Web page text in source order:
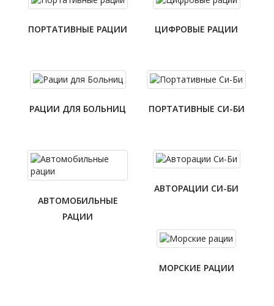
ПОРТАТИВНЫЕ РАЦИИ ЦИФРОВЫЕ РАЦИИ
РАЦИИ ДЛЯ БОЛЬНИЦ ПОРТАТИВНЫЕ СИ-БИ
АВТОМОБИЛЬНЫЕ
РАЦИИ
АВТОРАЦИИ СИ-БИ
МОРСКИЕ РАЦИИ